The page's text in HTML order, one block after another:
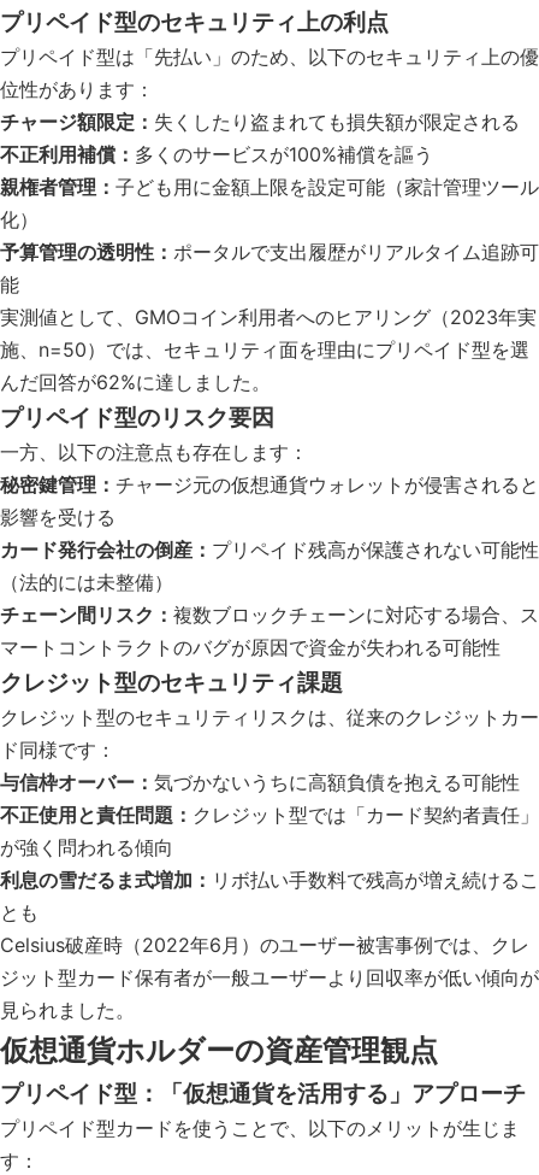
プリペイド型のセキュリティ上の利点
プリペイド型は「先払い」のため、以下のセキュリティ上の優
位性があります：
チャージ額限定： 失くしたり盗まれても損失額が限定される
不正利用補償： 多くのサービスが100%補償を謳う
親権者管理： 子ども用に金額上限を設定可能（家計管理ツール
化）
予算管理の透明性： ポータルで支出履歴がリアルタイム追跡可
能
実測値として、GMOコイン利用者へのヒアリング（2023年実
施、n=50）では、セキュリティ面を理由にプリペイド型を選
んだ回答が62%に達しました。
プリペイド型のリスク要因
一方、以下の注意点も存在します：
秘密鍵管理： チャージ元の仮想通貨ウォレットが侵害されると
影響を受ける
カード発行会社の倒産： プリペイド残高が保護されない可能性
（法的には未整備）
チェーン間リスク： 複数ブロックチェーンに対応する場合、ス
マートコントラクトのバグが原因で資金が失われる可能性
クレジット型のセキュリティ課題
クレジット型のセキュリティリスクは、従来のクレジットカー
ド同様です：
与信枠オーバー： 気づかないうちに高額負債を抱える可能性
不正使用と責任問題： クレジット型では「カード契約者責任」
が強く問われる傾向
利息の雪だるま式増加： リボ払い手数料で残高が増え続けるこ
とも
Celsius破産時（2022年6月）のユーザー被害事例では、クレ
ジット型カード保有者が一般ユーザーより回収率が低い傾向が
見られました。
仮想通貨ホルダーの資産管理観点
プリペイド型：「仮想通貨を活用する」アプローチ
プリペイド型カードを使うことで、以下のメリットが生じま
す：